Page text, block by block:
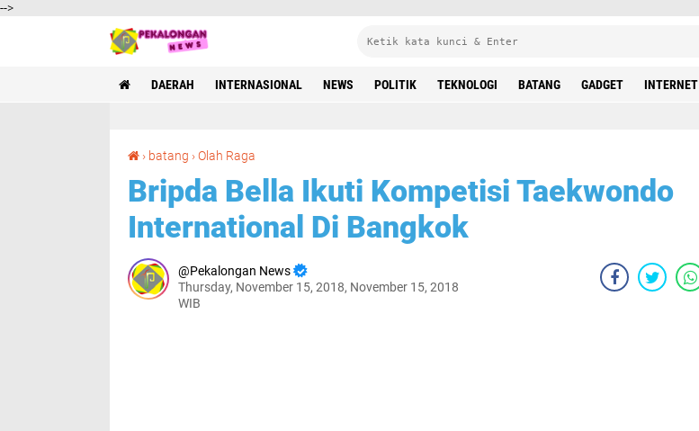
-->
DAERAH INTERNASIONAL NEWS POLITIK TEKNOLOGI BATANG GADGET INTERNET
› batang ›Olah Raga
Bripda Bella Ikuti Kompetisi Taekwondo
International Di Bangkok
Pekalongan News
Thursday, November 15, 2018, November 15, 2018
WIB